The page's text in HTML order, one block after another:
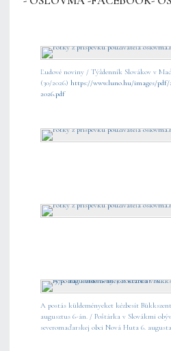
Ľudové noviny / Týždenník Slovákov v
(30/2026) https://www.luno.hu/images/pdf/
2026.pdf
A postás küldeményeket kézbesít
augusztus 6-án. / Poštárka v Slovákmi
severomaďarskej obci Nová Huta 6.